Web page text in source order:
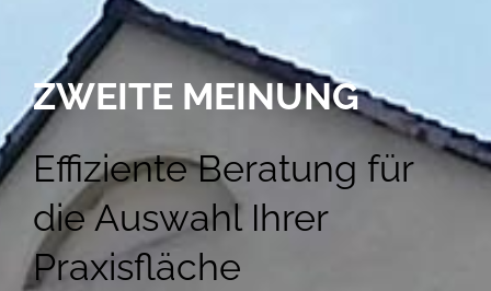
ZWEITE MEINUNG
Effiziente Beratung für
die Auswahl Ihrer
Praxisfläche